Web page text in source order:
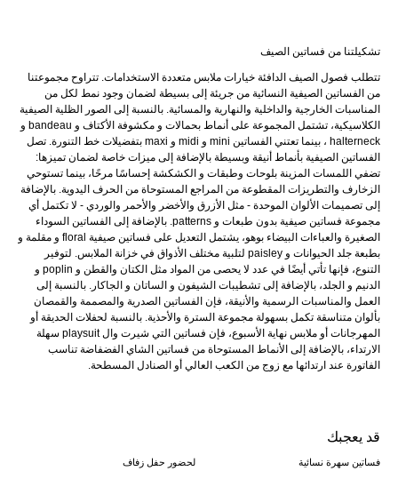
تشكيلتنا من فساتين الصيف
تتطلب فصول الصيف الدافئة خيارات ملابس متعددة الاستخدامات. تتراوح مجموعتنا
من الفساتين الصيفية النسائية من جريئة إلى بسيطة لضمان وجود نمط لكل من
المناسبات الخارجية والداخلية والنهارية والمسائية. بالنسبة إلى الصور الظلية الصيفية
الكلاسيكية، تشتمل المجموعة على أنماط بحمالات و مكشوفة الأكتاف و bandeau و
halterneck ، بينما تعتني الفساتين mini و midi و maxi بتفضيلات خط التنورة. تصل
الفساتين الصيفية بأنماط أنيقة وبسيطة بالإضافة إلى ميزات خاصة لضمان تميزها:
تضفي اللمسات المزينة بلوحات وطبقات و الكشكشة إحساسًا مرحًا، بينما تستوحي
الزخارف والتطريزات المقطوعة من المراجع المستوحاة من الحرف اليدوية. بالإضافة
إلى تصميمات الألوان الموحدة - مثل الأزرق والأخضر والأحمر والوردي - لا تكتمل أي
مجموعة فساتين صيفية بدون طبعات و patterns. بالإضافة إلى الفساتين السوداء
الصغيرة والعباءات البيضاء بوهو، يشتمل التعديل على فساتين صيفية floral و مقلمة و
بطبعة جلد الحيوانات و paisley لتلبية مختلف الأذواق في خزانة الملابس. لتوفير
التنوع، فإنها تأتي أيضًا في عدد لا يحصى من المواد مثل الكتان والقطن و poplin و
الدنيم و الجلد، بالإضافة إلى تشطيبات الشيفون و الساتان و الجاكار. بالنسبة إلى
العمل والمناسبات الرسمية والأنيقة، فإن الفساتين الصدرية والمصممة والقمصان
بألوان متناسقة تكمل بسهولة مجموعة السترة والأحذية. بالنسبة لحفلات الحديقة أو
المهرجانات أو ملابس نهاية الأسبوع، فإن فساتين التي شيرت وال playsuit سهلة
الارتداء، بالإضافة إلى الأنماط المستوحاة من فساتين الشاي الفضفاضة تناسب
الفاتورة عند ارتدائها مع زوج من الكعب العالي أو الصنادل المسطحة.
قد يعجبك
فساتين سهرة نسائية
لحضور حفل زفاف